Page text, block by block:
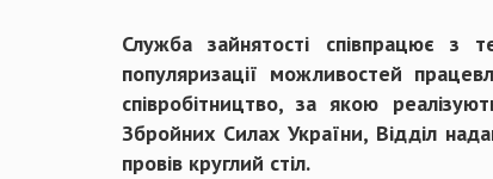
Служба зайнятості співпрацює з
популяризації можливостей
співробітництво, за якою
Збройних Силах України, Відділ
провів круглий стіл.